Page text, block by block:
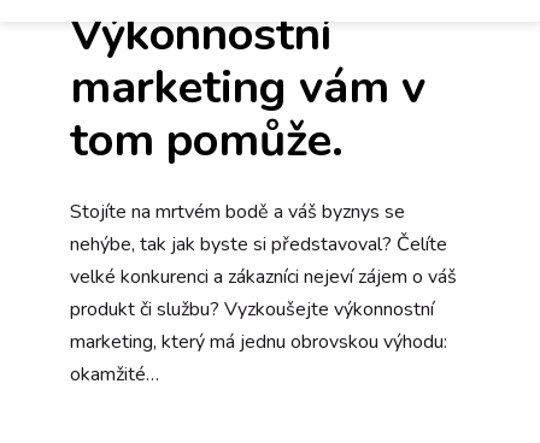
Výkonnostní
marketing vám v
tom pomůže.
Stojíte na mrtvém bodě a váš byznys se
nehýbe, tak jak byste si představoval? Čelíte
velké konkurenci a zákazníci nejeví zájem o váš
produkt či službu? Vyzkoušejte výkonnostní
marketing, který má jednu obrovskou výhodu:
okamžité…